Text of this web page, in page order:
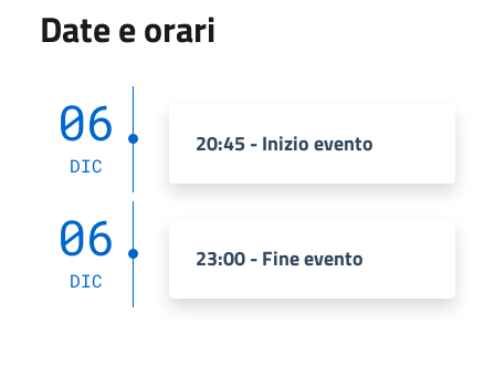
Date e orari
06
DIC
20:45 - Inizio evento
06
DIC
23:00 - Fine evento